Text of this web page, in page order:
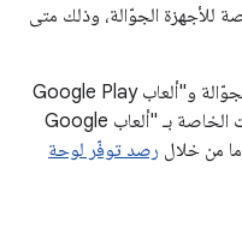
للأجهزة الجوّالة، وذلك متى
عند استخدام حزمة واحدة على الأجهزة الجوّالة و"ألعاب Google Play
على الكمبيوتر"، من الأفضل تفعيل الميزات الخاصة بـ "ألعاب Google
رصد توفّر لوحة